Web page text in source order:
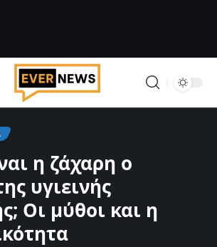
η ζάχαρη ο
υγιεινής
Οι μύθοι και η